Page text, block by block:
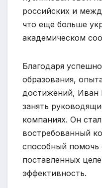
российских и
что еще больше
академическом
Благодаря
образования,
достижений, Иван
занять
компаниях. Он
востребованный
способный помочь
поставленных
эффективность.